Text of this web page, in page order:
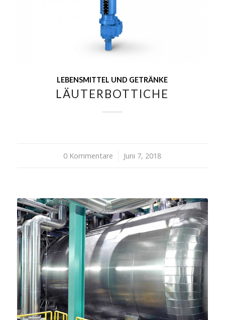
LEBENSMITTEL UND GETRÄNKE
LÄUTERBOTTICHE
0 Kommentare
/ Juni 7, 2018